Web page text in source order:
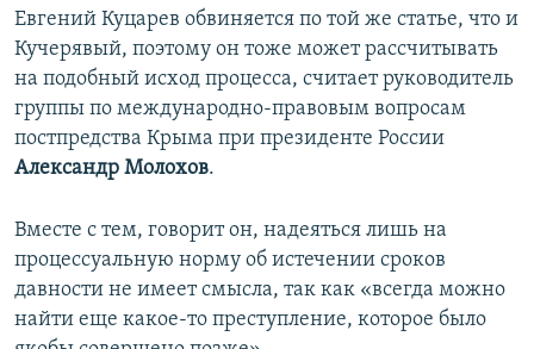
Евгений Куцарев обвиняется по той же статье, что и
Кучерявый, поэтому он тоже может рассчитывать
на подобный исход процесса, считает руководитель
группы по международно-правовым вопросам
постпредства Крыма при президенте России
Александр Молохов.
Вместе с тем, говорит он, надеяться лишь на
процессуальную норму об истечении сроков
давности не имеет смысла, так как «всегда можно
найти еще какое-то преступление, которое было